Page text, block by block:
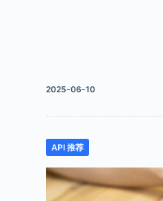
2025-06-10
API 推荐